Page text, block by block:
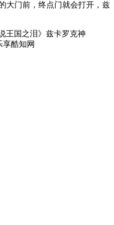
大门前，终点门就会打开，兹